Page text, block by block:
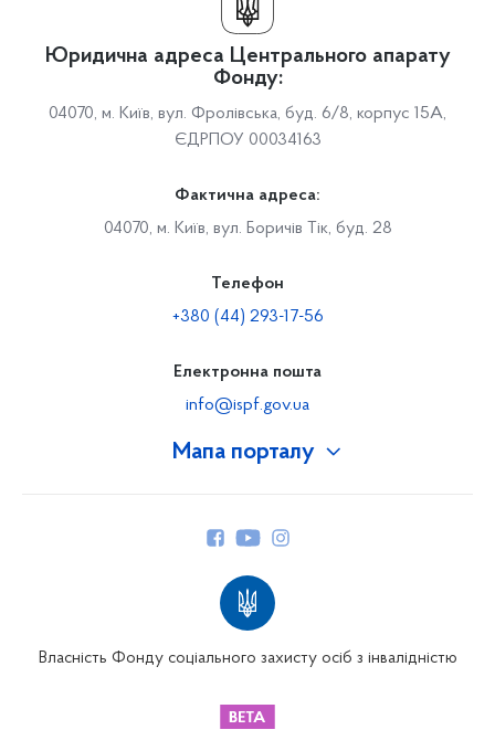
Мапа порталу
Юридична адреса Центрального апарату
Фонду:
04070, м. Київ, вул. Фролівська, буд. 6/8, корпус 15А,
ЄДРПОУ 00034163
Фактична адреса:
04070, м. Київ, вул. Боричів Тік, буд. 28
Телефон
+380 (44) 293-17-56
Електронна пошта
info@ispf.gov.ua
Власність Фонду соціального захисту осіб з інвалідністю